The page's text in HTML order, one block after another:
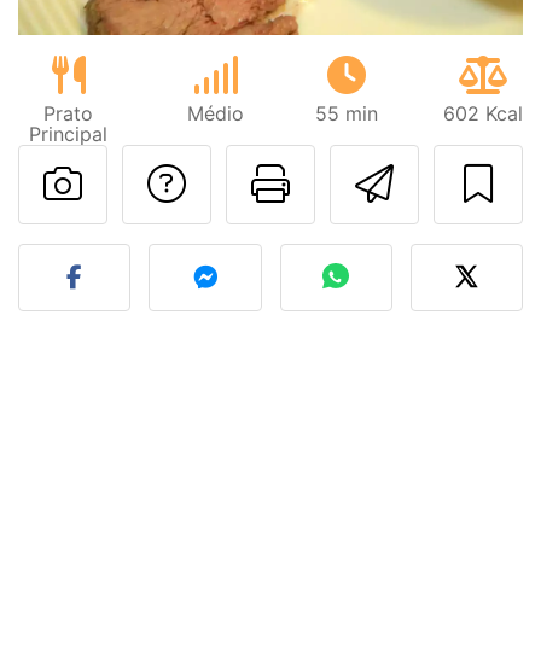
Prato
Principal
Médio 55 min 602 Kcal
Imprima
Falar com o autor
Fez esta receita?